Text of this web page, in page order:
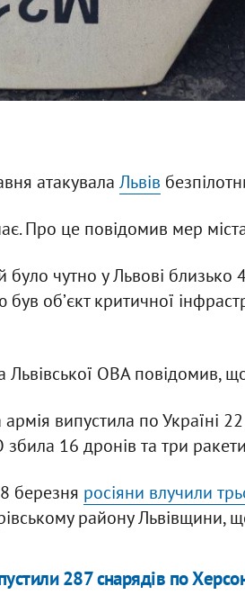
атакувала Львів
Про це повідомив мер
чутно у Львові
був обʼєкт критичної
Львівської ОВА повідомив,
армія випустила по Україні
збила 16 дронів та три
березня росіяни влучили
району Львівщини,
287 снарядів по